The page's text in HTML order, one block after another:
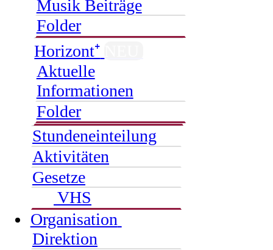
Musik Beiträge
Folder
Horizont⁺
Aktuelle
Informationen
Folder
Stundeneinteilung
Aktivitäten
Gesetze
VHS
Organisation
Direktion